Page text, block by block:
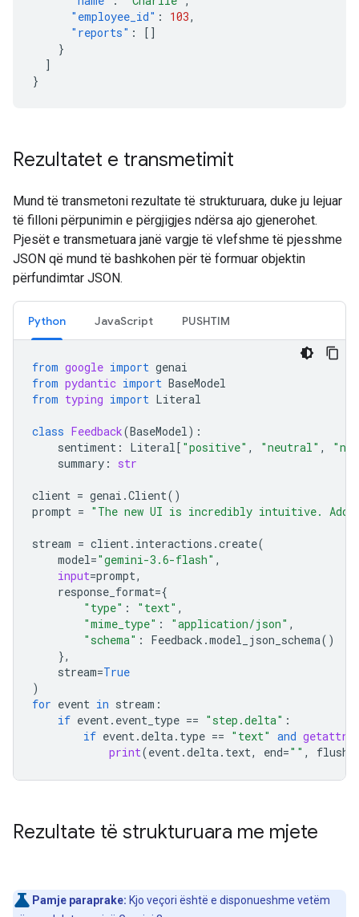
"employee_id" : 103,
"reports" :
[]
}
]
}
Rezultatet e transmetimit
Mund të transmetoni rezultate të strukturuara, duke ju lejuar
të filloni përpunimin e përgjigjes ndërsa ajo gjenerohet.
Pjesët e transmetuara janë vargje të vlefshme të pjesshme
JSON që mund të bashkohen për të formuar objektin
përfundimtar JSON.
Python JavaScript PUSHTIM
from google import genai
from pydantic import BaseModel
from typing import Literal
class Feedback(BaseModel):
sentiment : Literal[ "positive" , "neutral" ,
summary : str
client = genai .Client()
prompt = "The new UI is incredibly intuitive. Add
stream = client. interactions .create(
model="gemini-3.6-flash" ,
input=prompt,
response_format={
"type" : "text" ,
"mime_type" : "application/json" ,
"schema" : Feedback .model_json_schema()
},
stream=True
)
for event in stream :
if event. event_type == "step.delta" :
if event.delta. type == "text" and getattr
print(event.delta. text, end="" , flush
Rezultate të strukturuara me mjete
Pamje paraprake: Kjo veçori është e disponueshme vetëm